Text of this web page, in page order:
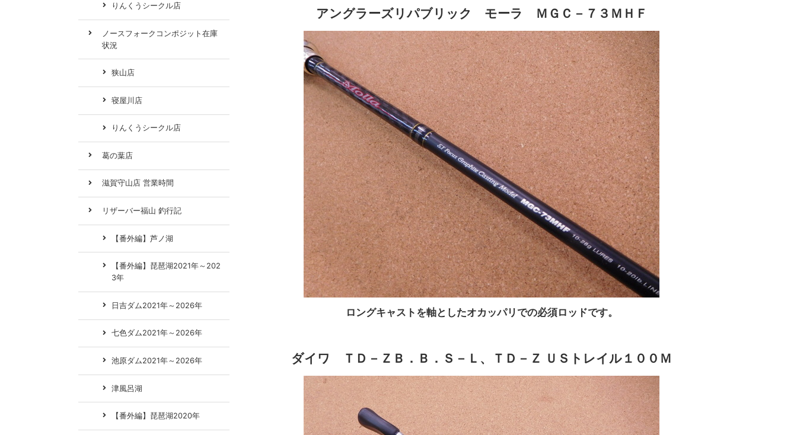
アングラーズリパブリック モーラ ＭＧＣ－７３ＭＨＦ
ロングキャストを軸としたオカッパリでの必須ロッドです。
ダイワ ＴＤ－ＺＢ．Ｂ．Ｓ－Ｌ、ＴＤ－Ｚ ＵＳトレイル１００Ｍ
りんくうシークル店
ノースフォークコンポジット在庫
状況
狭山店
寝屋川店
りんくうシークル店
葛の葉店
滋賀守山店 営業時間
リザーバー福山 釣行記
【番外編】芦ノ湖
【番外編】琵琶湖2021年～202
3年
日吉ダム2021年～2026年
七色ダム2021年～2026年
池原ダム2021年～2026年
津風呂湖
【番外編】琵琶湖2020年